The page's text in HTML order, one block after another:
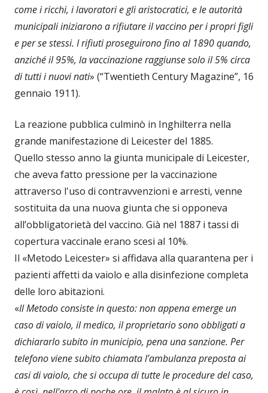
come i ricchi, i lavoratori e gli aristocratici, e le autorità
municipali iniziarono a rifiutare il vaccino per i propri figli
e per se stessi. I rifiuti proseguirono fino al 1890 quando,
anziché il 95%, la vaccinazione raggiunse solo il 5% circa
di tutti i nuovi nati» (“Twentieth Century Magazine”, 16
gennaio 1911).
La reazione pubblica culminò in Inghilterra nella
grande manifestazione di Leicester del 1885.
Quello stesso anno la giunta municipale di Leicester,
che aveva fatto pressione per la vaccinazione
attraverso l'uso di contravvenzioni e arresti, venne
sostituita da una nuova giunta che si opponeva
all’obbligatorietà del vaccino. Già nel 1887 i tassi di
copertura vaccinale erano scesi al 10%.
Il «Metodo Leicester» si affidava alla quarantena per i
pazienti affetti da vaiolo e alla disinfezione completa
delle loro abitazioni.
«Il Metodo consiste in questo: non appena emerge un
caso di vaiolo, il medico, il proprietario sono obbligati a
dichiararlo subito in municipio, pena una sanzione. Per
telefono viene subito chiamata l’ambulanza preposta ai
casi di vaiolo, che si occupa di tutte le procedure del caso,